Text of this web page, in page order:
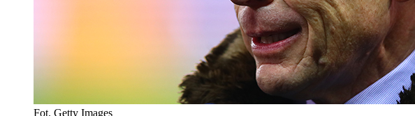
Fot. Getty Images